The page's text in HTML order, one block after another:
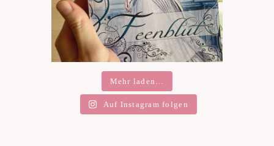
Mehr laden…
Auf Instagram folgen